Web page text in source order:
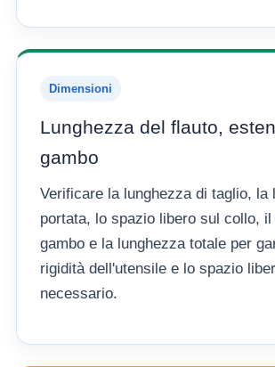
Dimensioni
Lunghezza del flauto,
gambo
Verificare la lunghezza di taglio, la
portata, lo spazio libero sul collo, il
gambo e la lunghezza totale per
rigidità dell'utensile e lo spazio
necessario.